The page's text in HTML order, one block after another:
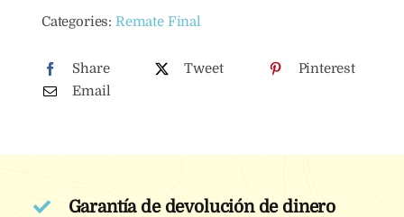
con
cantidad
Categories: Remate Final
Share Tweet
Pinterest
Email
Garantía de devolución de dinero